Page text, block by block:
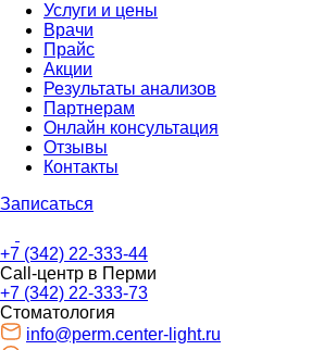
Услуги и цены
Врачи
Прайс
Акции
Результаты анализов
Партнерам
Онлайн консультация
Отзывы
Контакты
Записаться
+7 (342) 22-333-44
Call-центр в Перми
+7 (342) 22-333-73
Стоматология
info@perm.center-light.ru